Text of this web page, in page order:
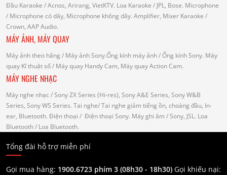
Đầu Karaoke / Acnos, Arirang, VietKTV. Loa Karaoke / JPL, Bose. Microphone
/ Microphone có dây, Microphone không dây. Amplifier, Mixer Karaoke /
Crown, AAP Audio.
MÁY ẢNH, MÁY QUAY
Máy ảnh theo hãng / Máy ảnh Sony.Ống kính máy ảnh / Ống kính Sony. Máy
quay Kĩ thuật số/ Máy quay Handy Cam, Máy quay Action Cam.
MÁY NGHE NHẠC
Máy nghe nhạc / Sony ZX Series (Hi-res), Sony A&E Series, Sony W&B
Series, Sony WS Series. Tai nghe/ Tai nghe giảm tiếng ồn, choàng đầu, In-
ear, Bluetooth. Điện thoại / Điện thoại Sony. Máy ghi âm / Sony, JSL. Loa
Bluetooth/ Loa Bluetooth.
Tổng đài hỗ trợ miễn phí
Gọi mua hàng: 1900.6723 phím 3 (08h30 - 18h30) Gọi khiếu nại: